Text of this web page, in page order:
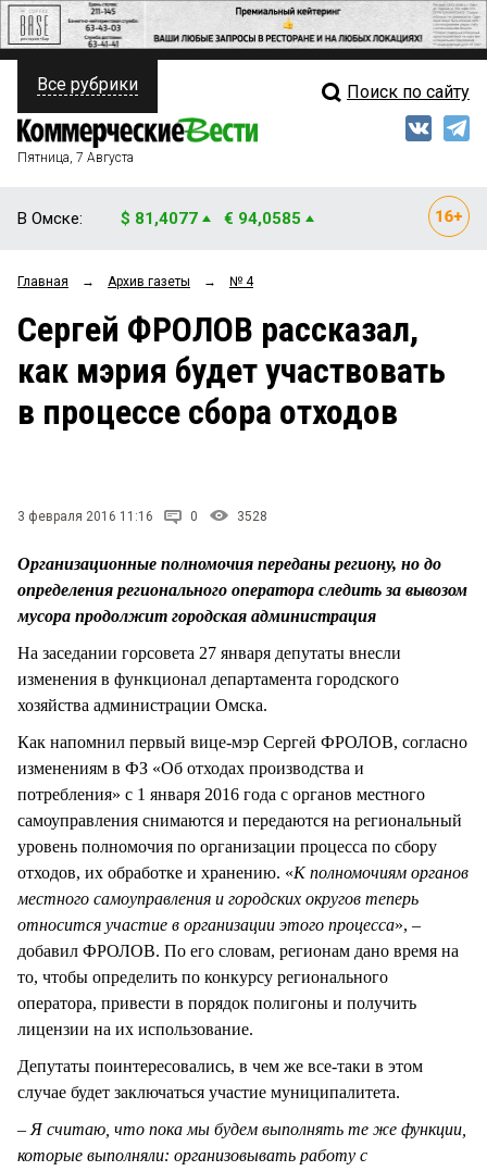
ПОЛИТИКА
ФИНАНСЫ
ОБЩЕСТВО
ЗАКОН
НОВОСТИ КОМПАНИЙ
Свежий выпуск
Рейтинги
Блоги
Архив
Все рубрики Поиск по сайту
Пятница, 7 Августа
В Омске: $ 81,4077 € 94,0585
Главная → Архив газеты → № 4
Сергей ФРОЛОВ рассказал,
как мэрия будет участвовать
в процессе сбора отходов
3 февраля 2016 11:16 0 3528
Организационные полномочия переданы региону, но до
определения регионального оператора следить за вывозом
мусора продолжит городская администрация
На заседании горсовета 27 января депутаты внесли
изменения в функционал департамента городского
хозяйства администрации Омска.
Как напомнил первый вице-мэр Сергей ФРОЛОВ, согласно
изменениям в ФЗ «Об отходах производства и
потребления» с 1 января 2016 года с органов местного
самоуправления снимаются и передаются на региональный
уровень полномочия по организации процесса по сбору
отходов, их обработке и хранению. «К полномочиям органов
местного самоуправления и городских округов теперь
относится участие в организации этого процесса», –
добавил ФРОЛОВ. По его словам, регионам дано время на
то, чтобы определить по конкурсу регионального
оператора, привести в порядок полигоны и получить
лицензии на их использование.
Депутаты поинтересовались, в чем же все-таки в этом
случае будет заключаться участие муниципалитета.
– Я считаю, что пока мы будем выполнять те же функции,
которые выполняли: организовывать работу с